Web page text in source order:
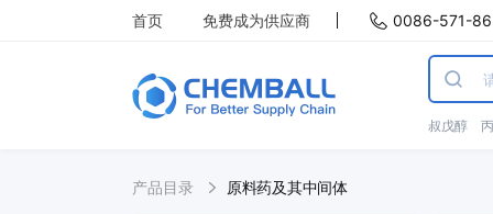
首页 免费成为供应商 0086-571-
叔戊醇
产品目录 原料药及其中间体